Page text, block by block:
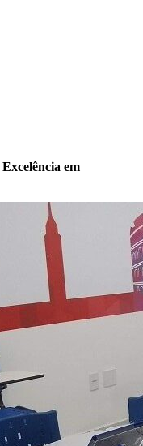
Excelência em